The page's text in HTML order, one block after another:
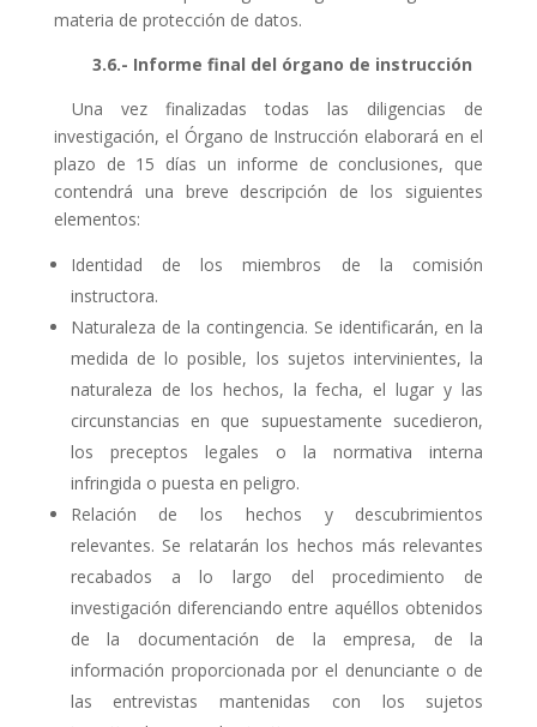
materia de protección de datos.
3.6.- Informe final del órgano de instrucción
Una vez finalizadas todas las diligencias de
investigación, el Órgano de Instrucción elaborará en el
plazo de 15 días un informe de conclusiones, que
contendrá una breve descripción de los siguientes
elementos:
Identidad de los miembros de la comisión
instructora.
Naturaleza de la contingencia. Se identificarán, en la
medida de lo posible, los sujetos intervinientes, la
naturaleza de los hechos, la fecha, el lugar y las
circunstancias en que supuestamente sucedieron,
los preceptos legales o la normativa interna
infringida o puesta en peligro.
Relación de los hechos y descubrimientos
relevantes. Se relatarán los hechos más relevantes
recabados a lo largo del procedimiento de
investigación diferenciando entre aquéllos obtenidos
de la documentación de la empresa, de la
información proporcionada por el denunciante o de
las entrevistas mantenidas con los sujetos